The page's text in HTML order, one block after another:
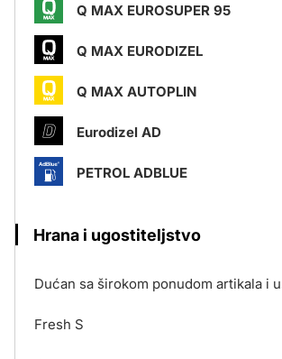
Q MAX EUROSUPER 95
Q MAX EURODIZEL
Q MAX AUTOPLIN
Eurodizel AD
PETROL ADBLUE
Hrana i ugostiteljstvo
Dućan sa širokom ponudom artikala i
Fresh S